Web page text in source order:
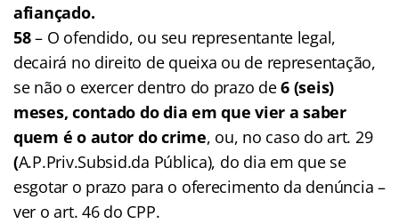
afiançado.
58– O ofendido, ou seu representante legal,
decairá no direito de queixa ou de representação,
se não o exercer dentro do prazo de6 (seis)
meses, contado do dia em que vier a saber
quem é o autor do crime, ou, no caso do art. 29
(A.P.Priv.Subsid.da Pública), do dia em que se
esgotar o prazo para o oferecimento da denúncia –
ver o art. 46 do CPP.